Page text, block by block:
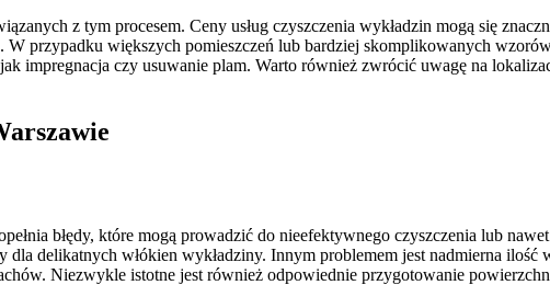
z tym procesem. Ceny usług czyszczenia wykładzin mogą się
przypadku większych pomieszczeń lub bardziej skomplikowanych
impregnacja czy usuwanie plam. Warto również zwrócić uwagę na
błędy, które mogą prowadzić do nieefektywnego czyszczenia lub
delikatnych włókien wykładziny. Innym problemem jest nadmierna ilość
Niezwykle istotne jest również odpowiednie przygotowanie